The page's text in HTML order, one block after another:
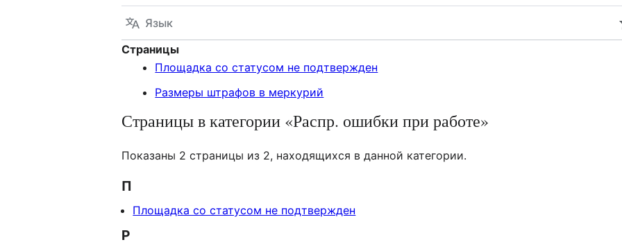
Язык
Страницы
Площадка со статусом не подтвержден
Размеры штрафов в меркурий
Страницы в категории «Распр. ошибки при работе»
Показаны 2 страницы из 2, находящихся в данной категории.
П
Площадка со статусом не подтвержден
Р